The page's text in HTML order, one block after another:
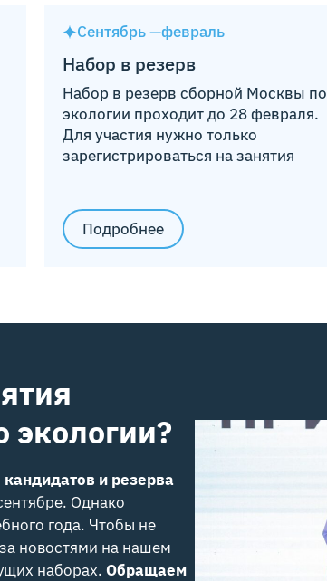
Сентябрь —февраль
Набор в резерв
Набор в резерв сборной Москвы по
экологии проходит до 28 февраля.
Для участия нужно только
зарегистрироваться на занятия
Подробнее
кандидатов и резерва
Однако
года. Чтобы не
новостями на нашем
наборах. Обращаем